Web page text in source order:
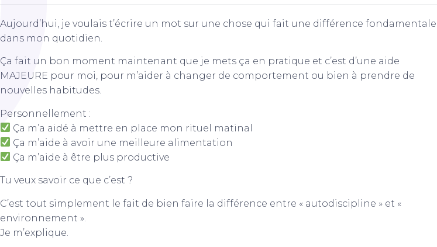
Aujourd’hui, je voulais t’écrire un mot sur une chose qui fait une différence fondamentale
dans mon quotidien.
Ça fait un bon moment maintenant que je mets ça en pratique et c’est d’une aide
MAJEURE pour moi, pour m’aider à changer de comportement ou bien à prendre de
nouvelles habitudes.
Personnellement :
Ça m’a aidé à mettre en place mon rituel matinal
Ça m’aide à avoir une meilleure alimentation
Ça m’aide à être plus productive
Tu veux savoir ce que c’est ?
C’est tout simplement le fait de bien faire la différence entre « autodiscipline » et «
environnement ».
Je m’explique.